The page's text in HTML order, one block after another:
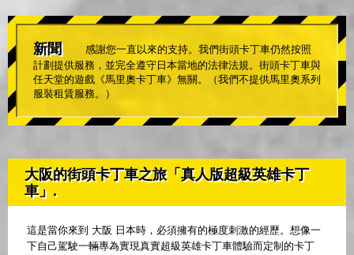
新聞
感謝您一直以來的支持。我們街頭卡丁車仍然按照
計劃提供服務，並完全遵守日本當地的法律法規。街頭卡丁車與
任天堂的遊戲《馬里奧卡丁車》無關。（我們不提供馬里奧系列
服裝租賃服務。）
大阪的街頭卡丁車之旅「真人版超級英雄卡丁
車」.
這是當你來到 大阪 日本時，必須擁有的極度刺激的經歷。想像一
下自己駕駛一輛專為實現真實超級英雄卡丁車體驗而定制的卡丁